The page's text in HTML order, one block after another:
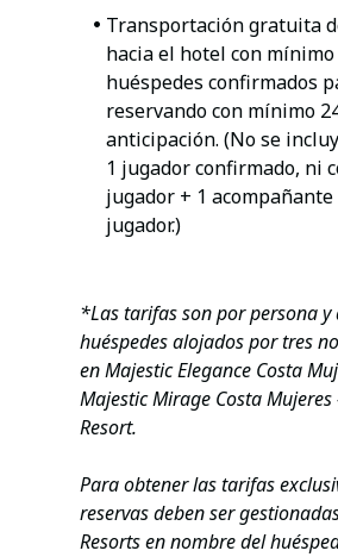
Transportación gratuita
hacia el hotel con mínimo
huéspedes confirmados
reservando con mínimo
anticipación. (No se
1 jugador confirmado, ni
jugador + 1 acompañante
jugador.)
*Las tarifas son por persona y
huéspedes alojados por tres
en Majestic Elegance Costa
Majestic Mirage Costa Mujeres
Resort.
Para obtener las tarifas
reservas deben ser
Resorts en nombre del